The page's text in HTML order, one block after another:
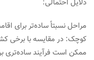
دلایل احتمالی:
مراحل نسبتاً ساده‌تر برای
کوچک: در مقایسه با برخی
ممکن است فرآیند ساده‌تری